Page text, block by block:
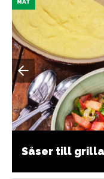
MAT
Såser till